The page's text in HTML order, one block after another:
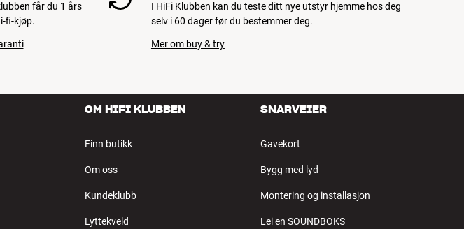
får du 1 års
fi-kjøp.
I HiFi Klubben kan du teste ditt nye utstyr hjemme hos deg
selv i 60 dager før du bestemmer deg.
Mer om buy & try
OM HIFI KLUBBEN
Finn butikk
Om oss
Kundeklubb
Lyttekveld
SNARVEIER
Gavekort
Bygg med lyd
Montering og installasjon
Lei en SOUNDBOKS